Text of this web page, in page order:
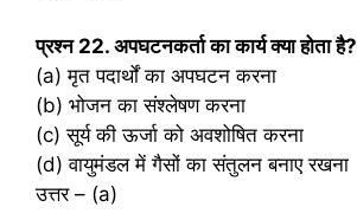
प्रश्‍न 22. अपघटनकर्ता का कार्य क्या होता है?
(a) मृत पदार्थों का अपघटन करना
(b) भोजन का संश्लेषण करना
(c) सूर्य की ऊर्जा को अवशोषित करना
(d) वायुमंडल में गैसों का संतुलन बनाए रखना
उत्तर – (a)